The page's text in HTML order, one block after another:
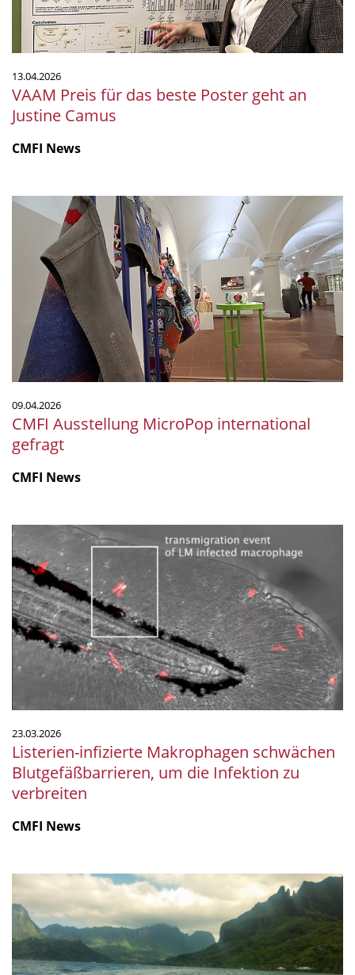
Justine
Camus
13.04.2026
VAAM Preis für das beste Poster geht an
Justine Camus
CMFI News
CMFI
Ausstellung
MicroPop
international
gefragt
09.04.2026
CMFI Ausstellung MicroPop international
gefragt
CMFI News
Listerien-
infizierte
Makrophagen
schwächen
Blutgefäßbarrieren,
um
die
Infektion
verbreiten
23.03.2026
Listerien-infizierte Makrophagen schwächen
Blutgefäßbarrieren, um die Infektion zu
verbreiten
CMFI News
Küstenchemie
der
Weltmeere:
Menschen
hinterlassen